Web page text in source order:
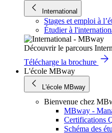
International
Stages et emploi à
Étudier à
Découvrir le parcours
Télécharge la brochure
L'école MBway
L'école MBway
Bienvenue chez
MBway -
Certifications
Schéma des